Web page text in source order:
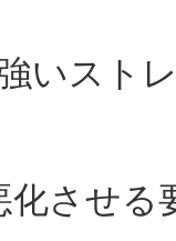
いスト
化させる